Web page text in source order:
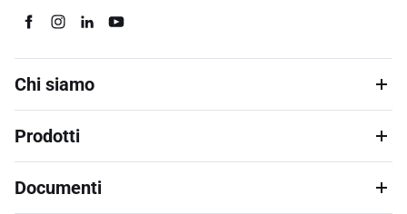
Chi siamo
Prodotti
Documenti